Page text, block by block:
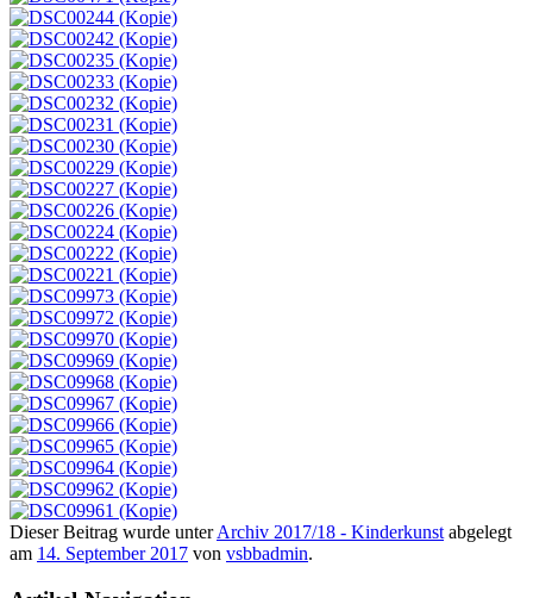
Dieser Beitrag wurde unterArchiv 2017/18 - Kinderkunst abgelegt
am 14. September 2017 von vsbbadmin.